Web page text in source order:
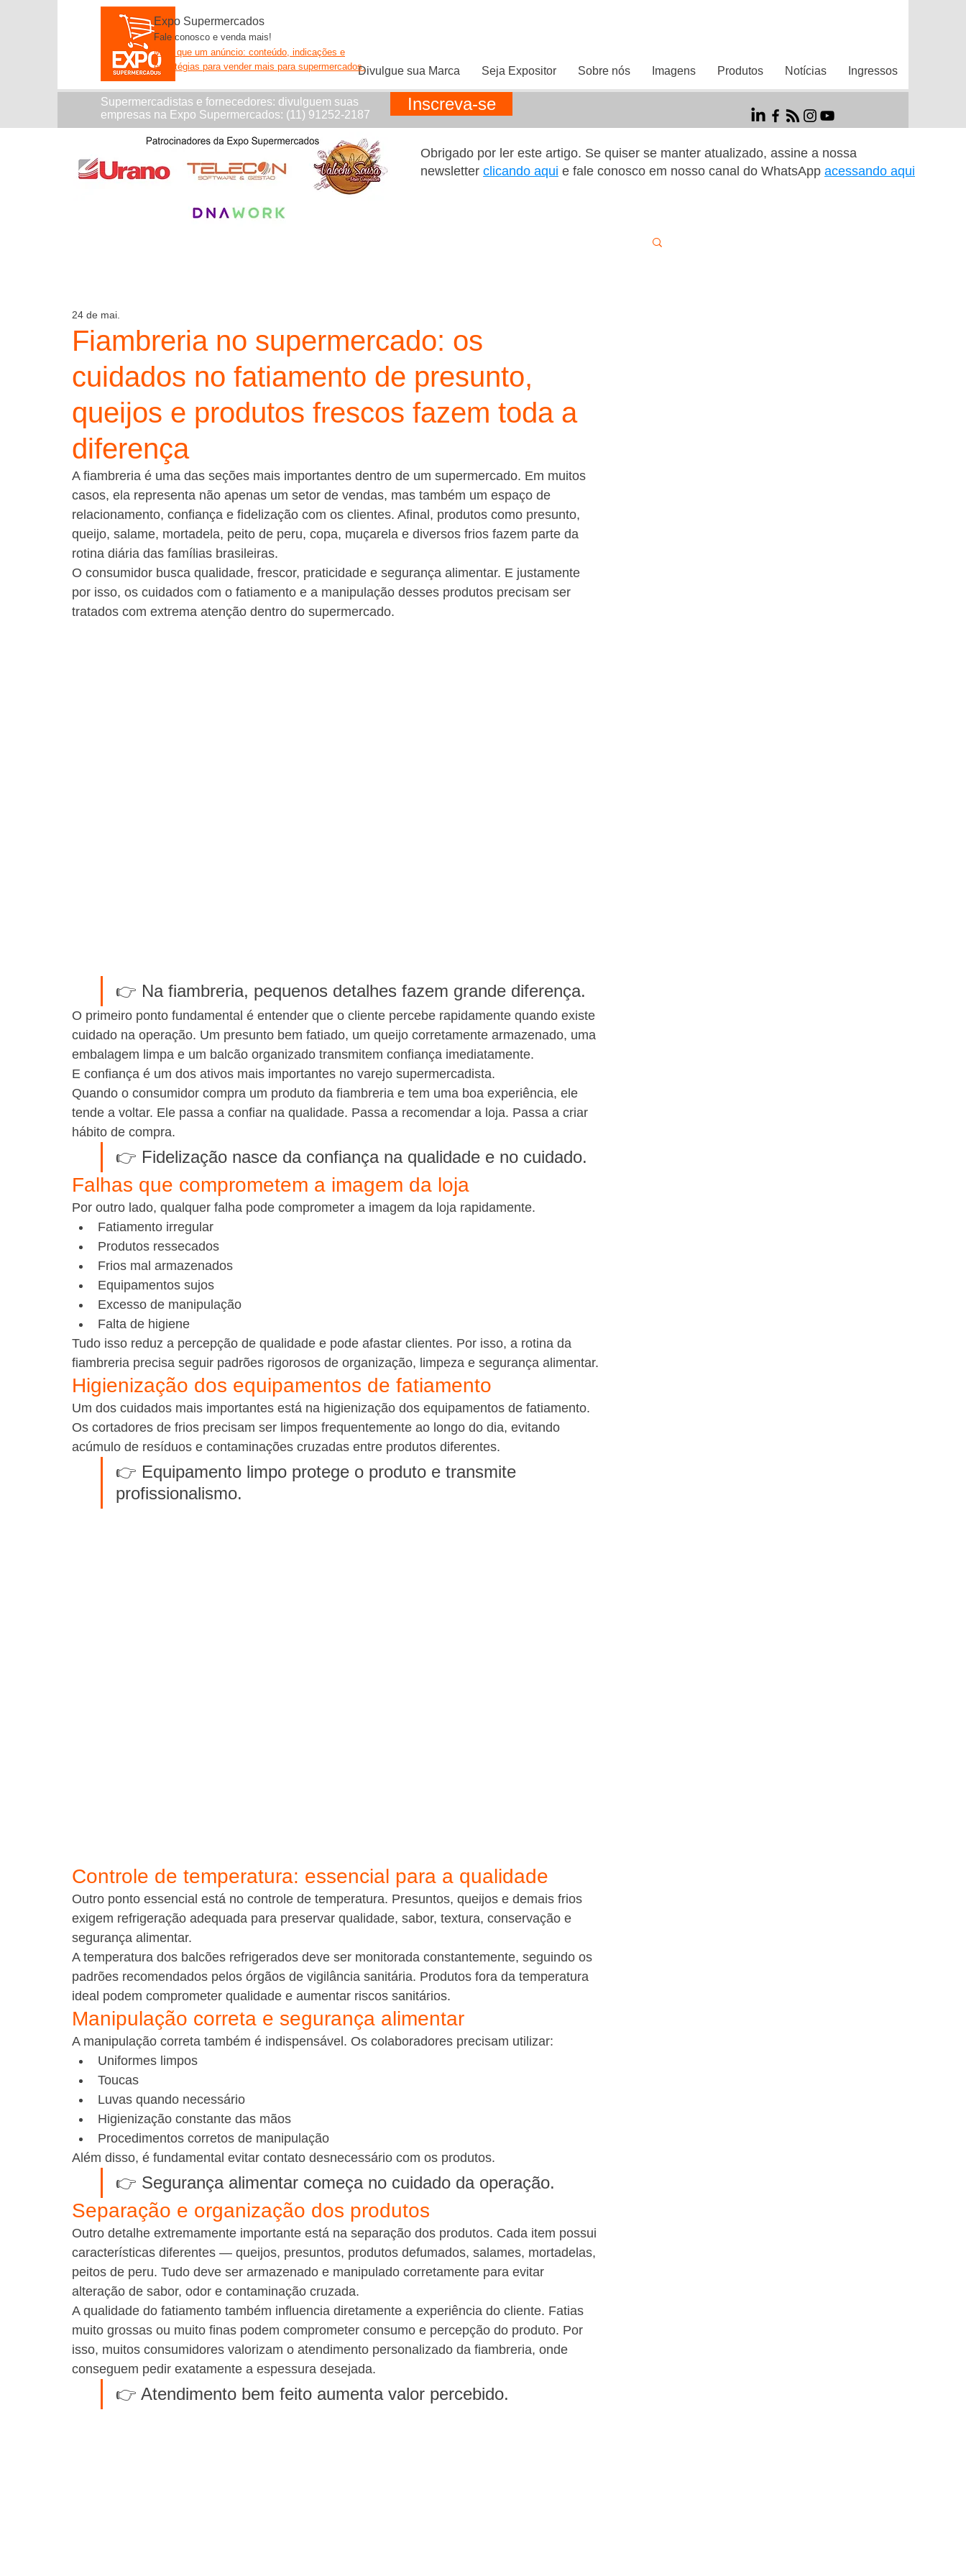
Divulgue sua Marca Seja Expositor Sobre nós Imagens Produtos Notícias Ingressos
Expo Supermercados
Fale conosco e venda mais!
Mais que um anúncio: conteúdo, indicações e
estratégias para vender mais para supermercados.
Supermercadistas e fornecedores: divulguem suas
empresas na Expo Supermercados: (11) 91252-2187
Inscreva-se
Obrigado por ler este artigo. Se quiser se manter atualizado, assine a nossa
newsletter clicando aqui e fale conosco em nosso canal do WhatsApp acessando aqui
Fiambreria no supermercado: os
cuidados no fatiamento de presunto,
queijos e produtos frescos fazem toda a
diferença
24 de mai.
A fiambreria é uma das seções mais importantes dentro de um supermercado. Em muitos
casos, ela representa não apenas um setor de vendas, mas também um espaço de
relacionamento, confiança e fidelização com os clientes. Afinal, produtos como presunto,
queijo, salame, mortadela, peito de peru, copa, muçarela e diversos frios fazem parte da
rotina diária das famílias brasileiras.
O consumidor busca qualidade, frescor, praticidade e segurança alimentar. E justamente
por isso, os cuidados com o fatiamento e a manipulação desses produtos precisam ser
tratados com extrema atenção dentro do supermercado.
👉 Na fiambreria, pequenos detalhes fazem grande diferença.
O primeiro ponto fundamental é entender que o cliente percebe rapidamente quando existe
cuidado na operação. Um presunto bem fatiado, um queijo corretamente armazenado, uma
embalagem limpa e um balcão organizado transmitem confiança imediatamente.
E confiança é um dos ativos mais importantes no varejo supermercadista.
Quando o consumidor compra um produto da fiambreria e tem uma boa experiência, ele
tende a voltar. Ele passa a confiar na qualidade. Passa a recomendar a loja. Passa a criar
hábito de compra.
👉 Fidelização nasce da confiança na qualidade e no cuidado.
Falhas que comprometem a imagem da loja
Por outro lado, qualquer falha pode comprometer a imagem da loja rapidamente.
Fatiamento irregular
Produtos ressecados
Frios mal armazenados
Equipamentos sujos
Excesso de manipulação
Falta de higiene
Tudo isso reduz a percepção de qualidade e pode afastar clientes. Por isso, a rotina da
fiambreria precisa seguir padrões rigorosos de organização, limpeza e segurança alimentar.
Higienização dos equipamentos de fatiamento
Um dos cuidados mais importantes está na higienização dos equipamentos de fatiamento.
Os cortadores de frios precisam ser limpos frequentemente ao longo do dia, evitando
acúmulo de resíduos e contaminações cruzadas entre produtos diferentes.
👉 Equipamento limpo protege o produto e transmite
profissionalismo.
Controle de temperatura: essencial para a qualidade
Outro ponto essencial está no controle de temperatura. Presuntos, queijos e demais frios
exigem refrigeração adequada para preservar qualidade, sabor, textura, conservação e
segurança alimentar.
A temperatura dos balcões refrigerados deve ser monitorada constantemente, seguindo os
padrões recomendados pelos órgãos de vigilância sanitária. Produtos fora da temperatura
ideal podem comprometer qualidade e aumentar riscos sanitários.
Manipulação correta e segurança alimentar
A manipulação correta também é indispensável. Os colaboradores precisam utilizar:
Uniformes limpos
Toucas
Luvas quando necessário
Higienização constante das mãos
Procedimentos corretos de manipulação
Além disso, é fundamental evitar contato desnecessário com os produtos.
👉 Segurança alimentar começa no cuidado da operação.
Separação e organização dos produtos
Outro detalhe extremamente importante está na separação dos produtos. Cada item possui
características diferentes — queijos, presuntos, produtos defumados, salames, mortadelas,
peitos de peru. Tudo deve ser armazenado e manipulado corretamente para evitar
alteração de sabor, odor e contaminação cruzada.
A qualidade do fatiamento também influencia diretamente a experiência do cliente. Fatias
muito grossas ou muito finas podem comprometer consumo e percepção do produto. Por
isso, muitos consumidores valorizam o atendimento personalizado da fiambreria, onde
conseguem pedir exatamente a espessura desejada.
👉 Atendimento bem feito aumenta valor percebido.